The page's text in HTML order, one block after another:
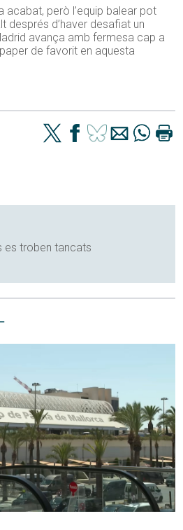
acabat, però l’equip balear pot
després d’haver desafiat un
avança amb fermesa cap a
de favorit en aquesta
es troben tancats